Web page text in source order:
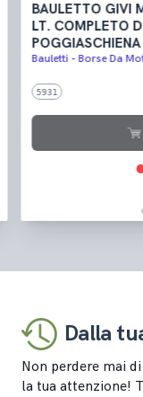
BAULETTO GIVI
LT. COMPLETO
POGGIASCHIENA
Bauletti - Borse Da
5931
Dalla
Non perdere mai
la tua attenzione!